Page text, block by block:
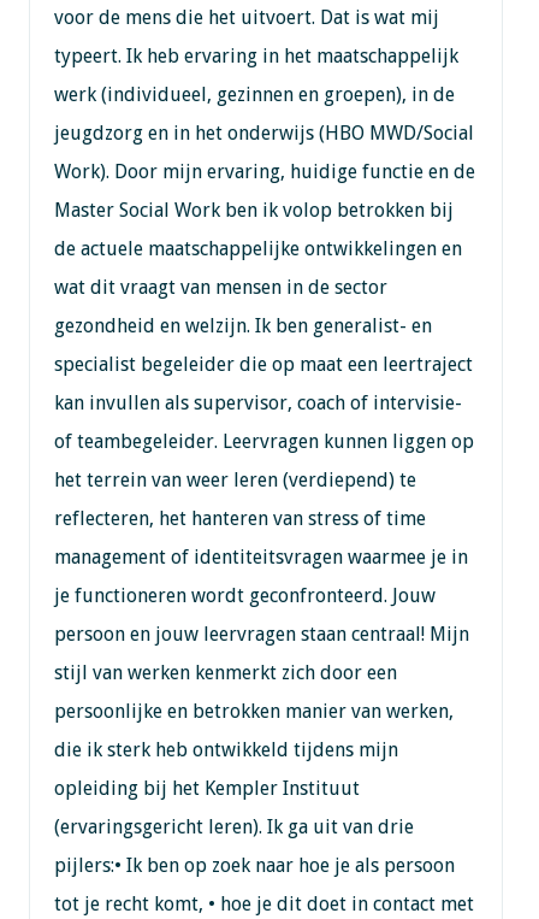
voor de mens die het uitvoert. Dat is wat mij
typeert. Ik heb ervaring in het maatschappelijk
werk (individueel, gezinnen en groepen), in de
jeugdzorg en in het onderwijs (HBO MWD/Social
Work). Door mijn ervaring, huidige functie en de
Master Social Work ben ik volop betrokken bij
de actuele maatschappelijke ontwikkelingen en
wat dit vraagt van mensen in de sector
gezondheid en welzijn. Ik ben generalist- en
specialist begeleider die op maat een leertraject
kan invullen als supervisor, coach of intervisie-
of teambegeleider. Leervragen kunnen liggen op
het terrein van weer leren (verdiepend) te
reflecteren, het hanteren van stress of time
management of identiteitsvragen waarmee je in
je functioneren wordt geconfronteerd. Jouw
persoon en jouw leervragen staan centraal! Mijn
stijl van werken kenmerkt zich door een
persoonlijke en betrokken manier van werken,
die ik sterk heb ontwikkeld tijdens mijn
opleiding bij het Kempler Instituut
(ervaringsgericht leren). Ik ga uit van drie
pijlers:• Ik ben op zoek naar hoe je als persoon
tot je recht komt, • hoe je dit doet in contact met